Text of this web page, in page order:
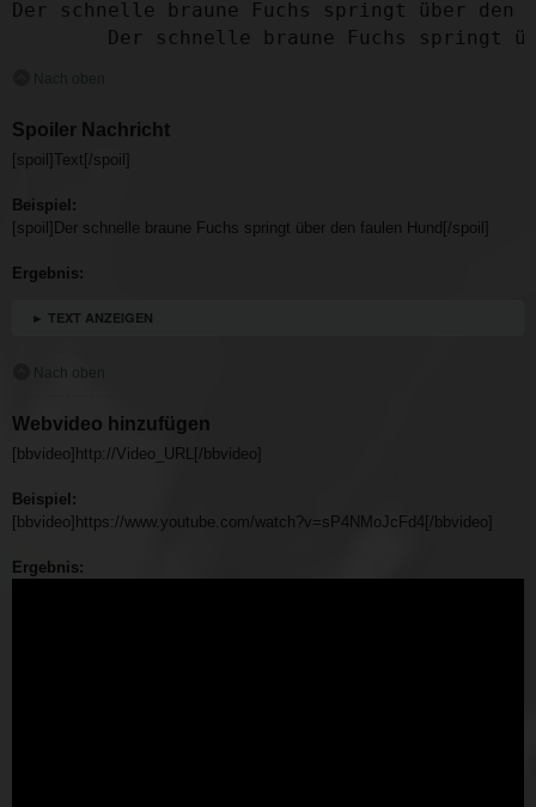
Der schnelle braune Fuchs springt über den
Der schnelle braune Fuchs springt
Nach oben
Spoiler Nachricht
[spoil]Text[/spoil]
Beispiel:
[spoil]Der schnelle braune Fuchs springt über den faulen Hund[/spoil]
Ergebnis:
► TEXT ANZEIGEN
Nach oben
Webvideo hinzufügen
[bbvideo]http://Video_URL[/bbvideo]
Beispiel:
[bbvideo]https://www.youtube.com/watch?v=sP4NMoJcFd4[/bbvideo]
Ergebnis: